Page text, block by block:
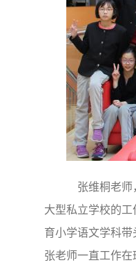
张维桐老师
大型私立学校的
育小学语文学科带
张老师一直工作在